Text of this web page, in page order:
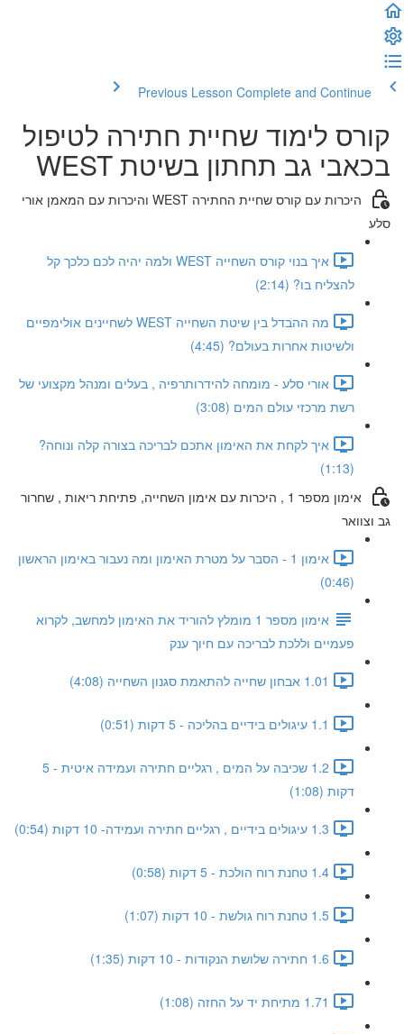
Previous Lesson Complete and Continue
קורס לימוד שחיית חתירה לטיפול
בכאבי גב תחתון בשיטת WEST
היכרות עם קורס שחיית החתירה WEST והיכרות עם המאמן אורי
סלע
איך בנוי קורס השחייה WEST ולמה יהיה לכם כלכך קל
להצליח בו? (2:14)
מה ההבדל בין שיטת השחייה WEST לשחיינים אולימפיים
ולשיטות אחרות בעולם? (4:45)
אורי סלע - מומחה להידרותרפיה , בעלים ומנהל מקצועי של
רשת מרכזי עולם המים (3:08)
איך לקחת את האימון אתכם לבריכה בצורה קלה ונוחה?
(1:13)
אימון מספר 1 , היכרות עם אימון השחייה, פתיחת ריאות , שחרור
גב וצוואר
אימון 1 - הסבר על מטרת האימון ומה נעבור באימון הראשון
(0:46)
אימון מספר 1 מומלץ להוריד את האימון למחשב, לקרוא
פעמיים וללכת לבריכה עם חיוך ענק
1.01 אבחון שחייה להתאמת סגנון השחייה (4:08)
1.1 עיגולים בידיים בהליכה - 5 דקות (0:51)
1.2 שכיבה על המים , רגליים חתירה ועמידה איטית - 5
דקות (1:08)
1.3 עיגולים בידיים , רגליים חתירה ועמידה- 10 דקות (0:54)
1.4 טחנת רוח הולכת - 5 דקות (0:58)
1.5 טחנת רוח גולשת - 10 דקות (1:07)
1.6 חתירה שלושת הנקודות - 10 דקות (1:35)
1.71 מתיחת יד על החזה (1:08)